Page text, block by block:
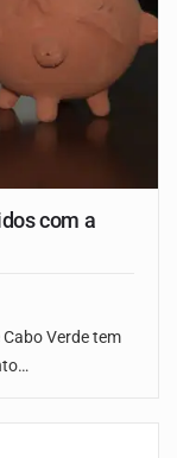
com a
Verde tem